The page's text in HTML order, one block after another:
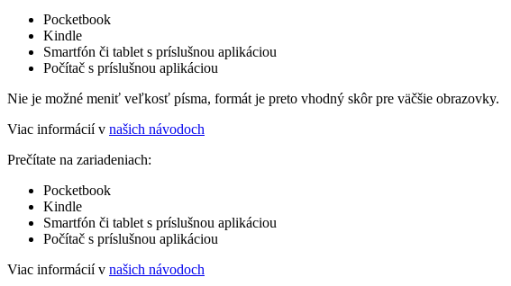
Pocketbook
Kindle
Smartfón či tablet s príslušnou aplikáciou
Počítač s príslušnou aplikáciou
Nie je možné meniť veľkosť písma, formát je preto vhodný skôr pre väčšie obrazovky.
Viac informácií v našich návodoch
Prečítate na zariadeniach:
Pocketbook
Kindle
Smartfón či tablet s príslušnou aplikáciou
Počítač s príslušnou aplikáciou
Viac informácií v našich návodoch